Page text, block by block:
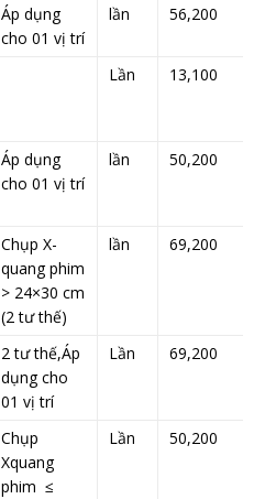
Áp dụng
cho 01 vị trí
lần 56,200
Lần 13,100
Áp dụng
cho 01 vị trí
lần 50,200
Chụp X-
quang phim
> 24×30 cm
(2 tư thế)
lần 69,200
2 tư thế,Áp
dụng cho
01 vị trí
Lần 69,200
Chụp
Xquang
phim ≤
Lần 50,200